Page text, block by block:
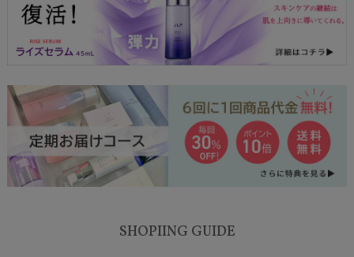
SHOPIING GUIDE